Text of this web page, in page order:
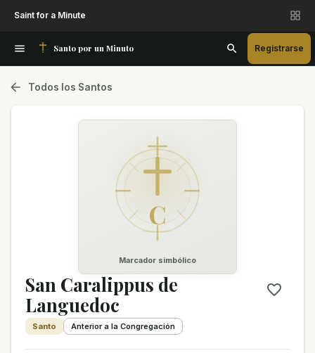
Saint for a Minute
Santo por un Minuto Registrarse
Todos los Santos
C
Marcador simbólico
San Caralippus de
Languedoc
Santo Anterior a la Congregación